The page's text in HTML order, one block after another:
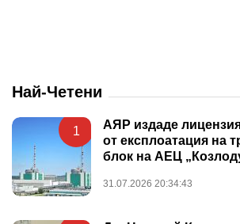
Най-Четени
1
АЯР издаде
от експлоатация на
блок на АЕЦ
31.07.2026 20:34:43